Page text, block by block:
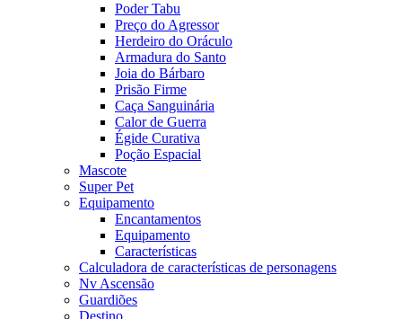
Poder Tabu
Preço do Agressor
Herdeiro do Oráculo
Armadura do Santo
Joia do Bárbaro
Prisão Firme
Caça Sanguinária
Calor de Guerra
Égide Curativa
Poção Espacial
Mascote
Super Pet
Equipamento
Encantamentos
Equipamento
Características
Calculadora de características de personagens
Nv Ascensão
Guardiões